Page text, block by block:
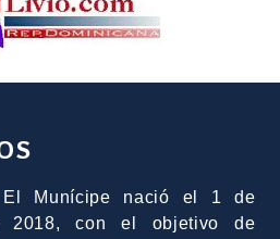
Munícipe nació el 1 de
2018, con el objetivo de